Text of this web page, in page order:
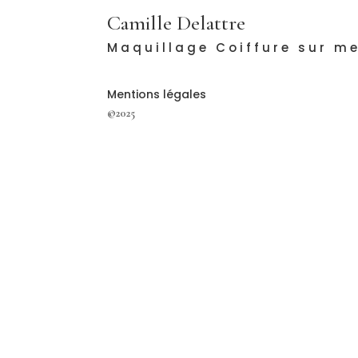
Camille Delattre
Maquillage Coiffure sur
Mentions légales
©2025